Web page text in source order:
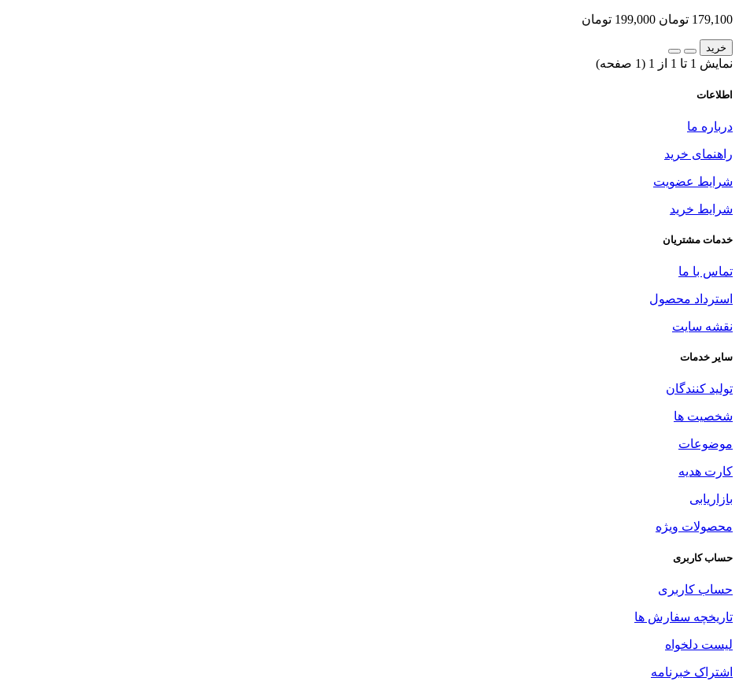
179,100 تومان 199,000 تومان
خرید
نمایش 1 تا 1 از 1 (1 صفحه)
اطلاعات
درباره ما
راهنمای خرید
شرایط عضویت
شرایط خرید
خدمات مشتریان
تماس با ما
استرداد محصول
نقشه سایت
سایر خدمات
تولید کنندگان
شخصیت ها
موضوعات
کارت هدیه
بازاریابی
محصولات ویژه
حساب کاربری
حساب کاربری
تاریخچه سفارش ها
لیست دلخواه
اشتراک خبرنامه